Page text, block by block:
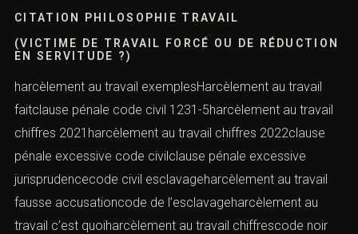
CITATION PHILOSOPHIE TRAVAIL
(VICTIME DE TRAVAIL FORCÉ OU DE RÉDUCTION
EN SERVITUDE ?)
harcèlement au travail exemplesHarcèlement au travail
faitclause pénale code civil 1231-5harcèlement au travail
chiffres 2021harcèlement au travail chiffres 2022clause
pénale excessive code civilclause pénale excessive
jurisprudencecode civil esclavageharcèlement au travail
fausse accusationcode de l’esclavageharcèlement au
travail c’est quoiharcèlement au travail chiffrescode noir